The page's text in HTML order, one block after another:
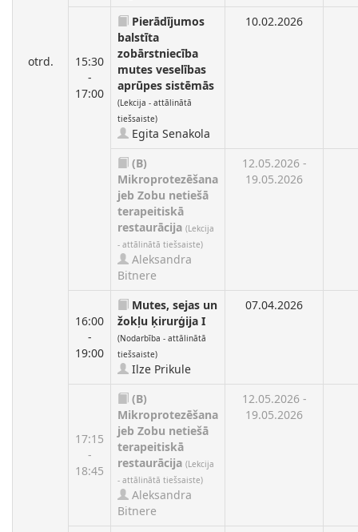
otrd.
15:30
-
17:00
Pierādījumos
balstīta
zobārstniecība
mutes veselības
aprūpes sistēmās
(Lekcija - attālinātā
tiešsaiste)
Egita Senakola
10.02.2026
(B)
Mikroprotezēšana
jeb Zobu netiešā
terapeitiskā
restaurācija (Lekcija
- attālinātā tiešsaiste)
Aleksandra
Bitnere
12.05.2026 -
19.05.2026
16:00
-
19:00
Mutes, sejas un
žokļu ķirurģija I
(Nodarbība - attālinātā
tiešsaiste)
Ilze Prikule
07.04.2026
17:15
-
18:45
(B)
Mikroprotezēšana
jeb Zobu netiešā
terapeitiskā
restaurācija (Lekcija
- attālinātā tiešsaiste)
Aleksandra
Bitnere
12.05.2026 -
19.05.2026